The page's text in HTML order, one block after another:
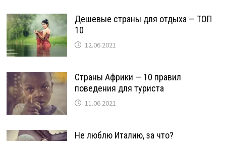
Дешевые страны для отдыха — ТОП
10
12.06.2021
Страны Африки — 10 правил
поведения для туриста
11.06.2021
Не люблю Италию, за что?